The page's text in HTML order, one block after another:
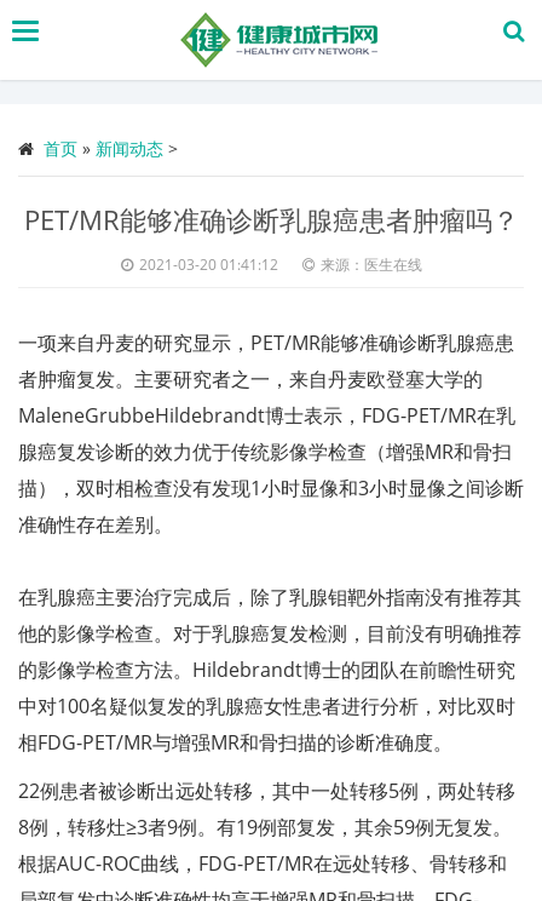
搜
首页 » 新闻动态 >
PET/MR能够准确诊断乳腺癌患者肿瘤吗？
2021-03-20 01:41:12 来源：医生在线
一项来自丹麦的研究显示，PET/MR能够准确诊断乳腺癌患
者肿瘤复发。主要研究者之一，来自丹麦欧登塞大学的
MaleneGrubbeHildebrandt博士表示，FDG-PET/MR在乳
腺癌复发诊断的效力优于传统影像学检查（增强MR和骨扫
描），双时相检查没有发现1小时显像和3小时显像之间诊断
准确性存在差别。
在乳腺癌主要治疗完成后，除了乳腺钼靶外指南没有推荐其
他的影像学检查。对于乳腺癌复发检测，目前没有明确推荐
的影像学检查方法。Hildebrandt博士的团队在前瞻性研究
中对100名疑似复发的乳腺癌女性患者进行分析，对比双时
相FDG-PET/MR与增强MR和骨扫描的诊断准确度。
22例患者被诊断出远处转移，其中一处转移5例，两处转移
8例，转移灶≥3者9例。有19例部复发，其余59例无复发。
根据AUC-ROC曲线，FDG-PET/MR在远处转移、骨转移和